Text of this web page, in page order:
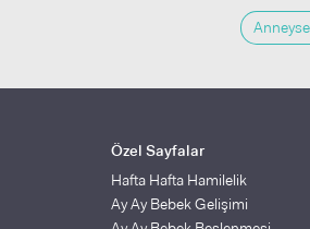
Özel Sayfalar
Hafta Hafta Hamilelik
Ay Ay Bebek Gelişimi